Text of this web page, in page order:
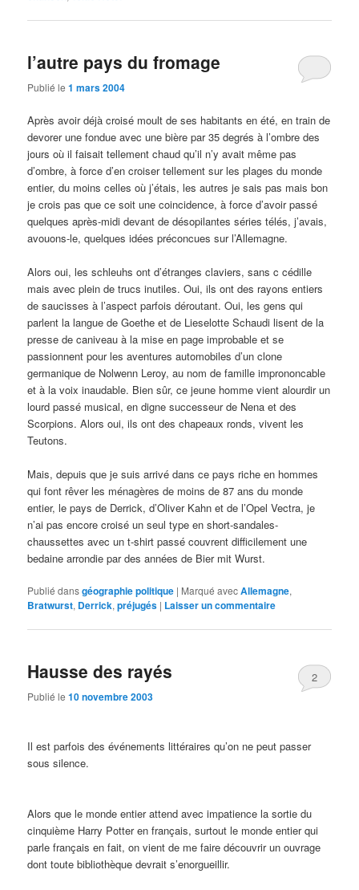
l’autre pays du fromage
Publié le1 mars 2004
Après avoir déjà croisé moult de ses habitants en été, en train de
devorer une fondue avec une bière par 35 degrés à l’ombre des
jours où il faisait tellement chaud qu’il n’y avait même pas
d’ombre, à force d’en croiser tellement sur les plages du monde
entier, du moins celles où j’étais, les autres je sais pas mais bon
je crois pas que ce soit une coincidence, à force d’avoir passé
quelques après-midi devant de désopilantes séries télés, j’avais,
avouons-le, quelques idées préconcues sur l’Allemagne.
Alors oui, les schleuhs ont d’étranges claviers, sans c cédille
mais avec plein de trucs inutiles. Oui, ils ont des rayons entiers
de saucisses à l’aspect parfois déroutant. Oui, les gens qui
parlent la langue de Goethe et de Lieselotte Schaudi lisent de la
presse de caniveau à la mise en page improbable et se
passionnent pour les aventures automobiles d’un clone
germanique de Nolwenn Leroy, au nom de famille imprononcable
et à la voix inaudable. Bien sûr, ce jeune homme vient alourdir un
lourd passé musical, en digne successeur de Nena et des
Scorpions. Alors oui, ils ont des chapeaux ronds, vivent les
Teutons.
Mais, depuis que je suis arrivé dans ce pays riche en hommes
qui font rêver les ménagères de moins de 87 ans du monde
entier, le pays de Derrick, d’Oliver Kahn et de l’Opel Vectra, je
n’ai pas encore croisé un seul type en short-sandales-
chaussettes avec un t-shirt passé couvrent difficilement une
bedaine arrondie par des années de Bier mit Wurst.
Publié dansgéographie politique | Marqué avecAllemagne,
Bratwurst, Derrick,préjugés | Laisser un commentaire
Hausse des rayés
Publié le10 novembre 2003
2
Il est parfois des événements littéraires qu’on ne peut passer
sous silence.
Alors que le monde entier attend avec impatience la sortie du
cinquième Harry Potter en français, surtout le monde entier qui
parle français en fait, on vient de me faire découvrir un ouvrage
dont toute bibliothèque devrait s’enorgueillir.